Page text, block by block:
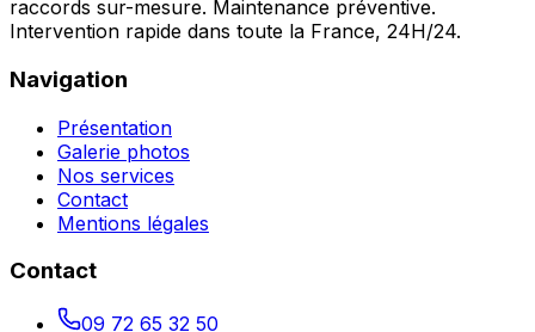
raccords sur-mesure. Maintenance préventive.
Intervention rapide dans toute la France, 24H/24.
Navigation
Présentation
Galerie photos
Nos services
Contact
Mentions légales
Contact
09 72 65 32 50